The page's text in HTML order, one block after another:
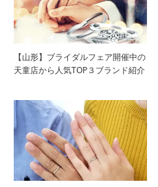
【山形】ブライダルフェア開催中の
天童店から人気TOP３ブランド紹介